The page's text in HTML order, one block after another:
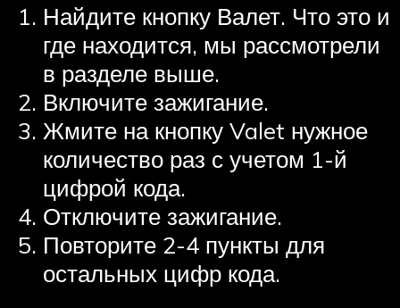
Найдите кнопку Валет. Что это и
где находится, мы рассмотрели
в разделе выше.
Включите зажигание.
Жмите на кнопку Valet нужное
количество раз с учетом 1-й
цифрой кода.
Отключите зажигание.
Повторите 2-4 пункты для
остальных цифр кода.